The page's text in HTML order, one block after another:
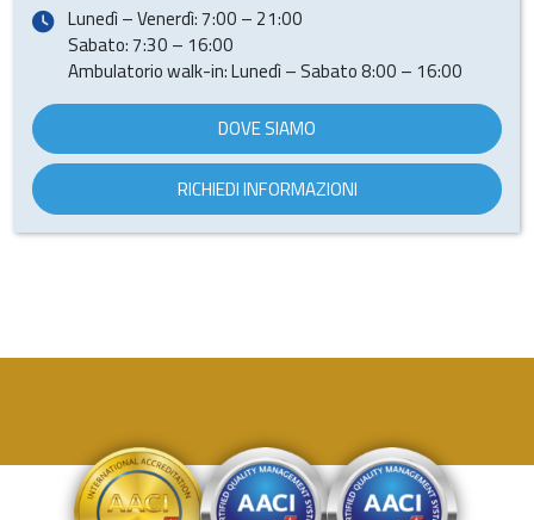
Lunedì – Venerdì: 7:00 – 21:00
Sabato: 7:30 – 16:00
Ambulatorio walk-in: Lunedì – Sabato 8:00 – 16:00
DOVE SIAMO
RICHIEDI INFORMAZIONI